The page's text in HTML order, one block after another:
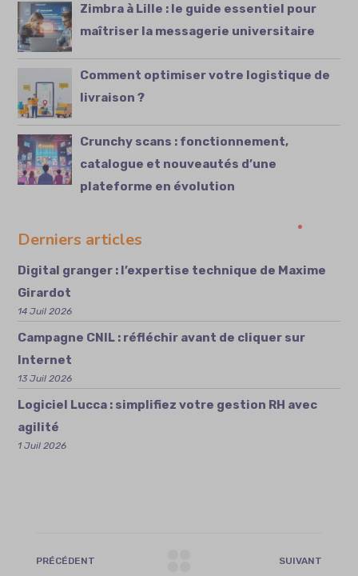
Zimbra à Lille : le guide essentiel pour
maîtriser la messagerie universitaire
Comment optimiser votre logistique de
livraison ?
Crunchy scans : fonctionnement,
catalogue et nouveautés d’une
plateforme en évolution
Derniers articles
Digital granger : l’expertise technique de Maxime
Girardot
14 Juil 2026
Campagne CNIL : réfléchir avant de cliquer sur
Internet
13 Juil 2026
Logiciel Lucca : simplifiez votre gestion RH avec
agilité
1 Juil 2026
PRÉCÉDENT SUIVANT